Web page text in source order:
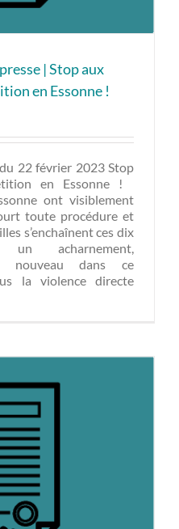
| Stop aux
en Essonne !
22 février 2023 Stop
en Essonne !
ont visiblement
toute procédure et
s’enchaînent ces dix
acharnement,
nouveau dans ce
la violence directe